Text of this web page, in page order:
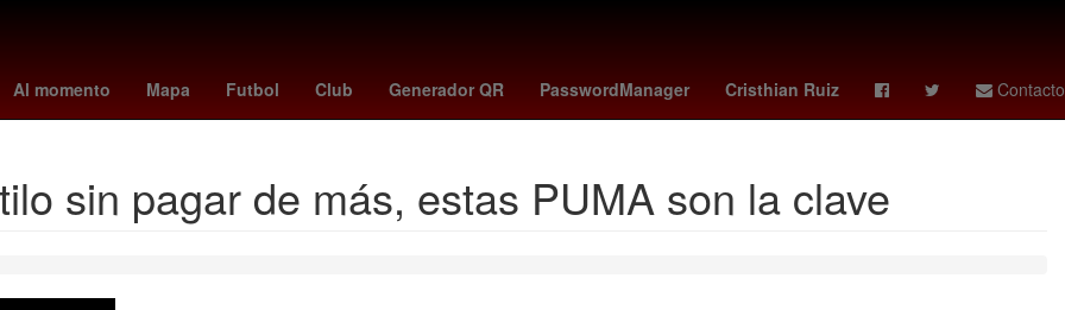
Al momento Mapa Futbol Club Generador QR PasswordManager Cristhian Ruiz Contacto
Star Wars alerta meteorológica dias de descanso obligatorio 2026 tabla leagues cup camberos
sin pagar de más, estas PUMA son la clave